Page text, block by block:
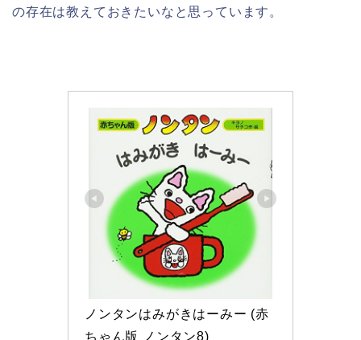
の存在は教えておきたいなと思っています。
ノンタンはみがきはーみー (赤
ちゃん版 ノンタン8)